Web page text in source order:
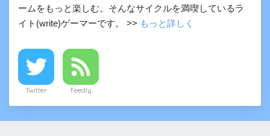
ームをもっと楽しむ。そんなサイクルを満喫しているラ
イト(write)ゲーマーです。 >> もっと詳しく
Twitter Feedly